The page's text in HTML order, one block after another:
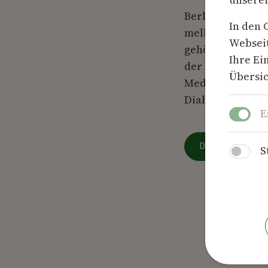
Berlin, Juli
mellitus. Für
gehört ins
der Diabetes-
Medikamente,
Diabetes gut
Download
In den
Ihre